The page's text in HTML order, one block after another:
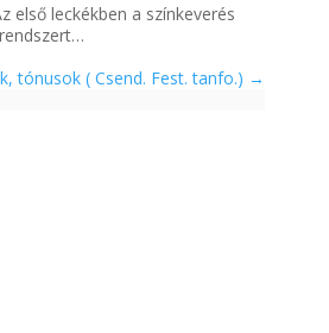
első leckékben a színkeverés
tónusok ( Csend. Fest. tanfo.)